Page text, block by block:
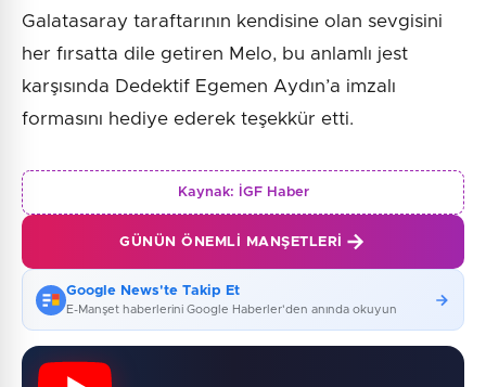
Galatasaray taraftarının kendisine olan sevgisini
her fırsatta dile getiren Melo, bu anlamlı jest
karşısında Dedektif Egemen Aydın’a imzalı
formasını hediye ederek teşekkür etti.
Kaynak: İGF Haber
GÜNÜN ÖNEMLI MANŞETLERI
Google News'te Takip Et
E-Manşet haberlerini Google Haberler'den anında okuyun